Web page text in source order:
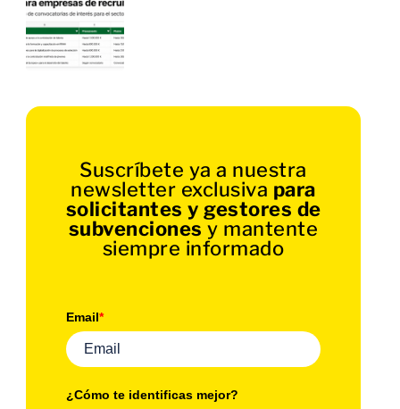
Suscríbete ya a nuestra
newsletter exclusiva para
solicitantes y gestores de
subvenciones y mantente
siempre informado
Email*
¿Cómo te identificas mejor?